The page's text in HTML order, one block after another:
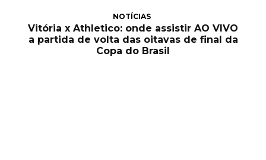
NOTÍCIAS
Vitória x Athletico: onde assistir AO VIVO
a partida de volta das oitavas de final da
Copa do Brasil